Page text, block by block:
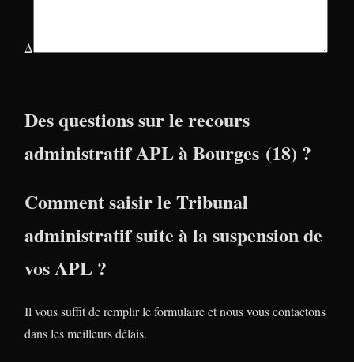
Δ
Des questions sur le recours
administratif APL à Bourges (18) ?
Comment saisir le Tribunal
administratif suite à la suspension de
vos APL ?
Il vous suffit de remplir le formulaire et nous vous contactons
dans les meilleurs délais.